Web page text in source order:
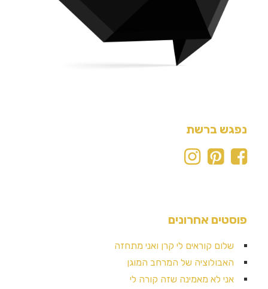
נפגש ברשת
פוסטים אחרונים
שלום קוראים לי קרן ואני מתחזה
האבולוציה של המרחב המוגן
אני לא מאמינה שזה קורה לי